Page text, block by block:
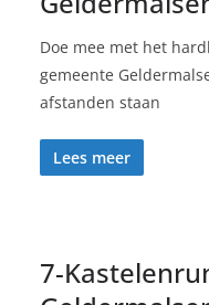
Doe mee met het
gemeente
afstanden staan
Lees meer
7-